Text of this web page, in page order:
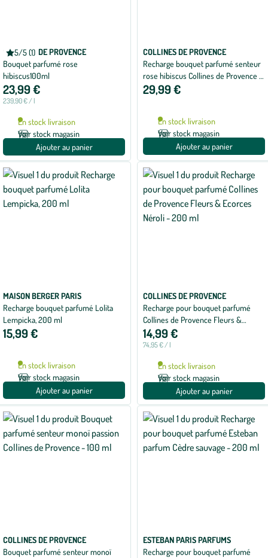
5/5 (1)
Note
moyenne
de
5
sur
5
avec
COLLINES DE PROVENCE
Bouquet parfumé rose
hibiscus100ml
23,99 €
239,90 € / l
En stock livraison
Voir stock magasin
Ajouter au panier
COLLINES DE PROVENCE
Recharge bouquet parfumé senteur
rose hibiscus Collines de Provence -
500 ml
29,99 €
En stock livraison
Voir stock magasin
Ajouter au panier
MAISON BERGER PARIS
Recharge bouquet parfumé Lolita
Lempicka, 200 ml
15,99 €
En stock livraison
Voir stock magasin
Ajouter au panier
COLLINES DE PROVENCE
Recharge pour bouquet parfumé
Collines de Provence Fleurs &
Ecorces Néroli - 200 ml
14,99 €
74,95 € / l
En stock livraison
Voir stock magasin
Ajouter au panier
COLLINES DE PROVENCE
Bouquet parfumé senteur monoï
ESTEBAN PARIS PARFUMS
Recharge pour bouquet parfumé